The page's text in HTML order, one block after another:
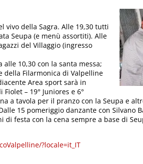
vivo della Sagra. Alle 19,30 tutti
Seupa (e menù assortiti). Alle
del Villaggio (ingresso
alle 10,30 con la santa messa;
della Filarmonica di Valpelline
Area sport sarà in
– 19° Juniores e 6°
a tavola per il pranzo con la Seupa e
15 pomeriggio danzante con Silvano
di festa con la cena sempre a base di
?locale=it_IT